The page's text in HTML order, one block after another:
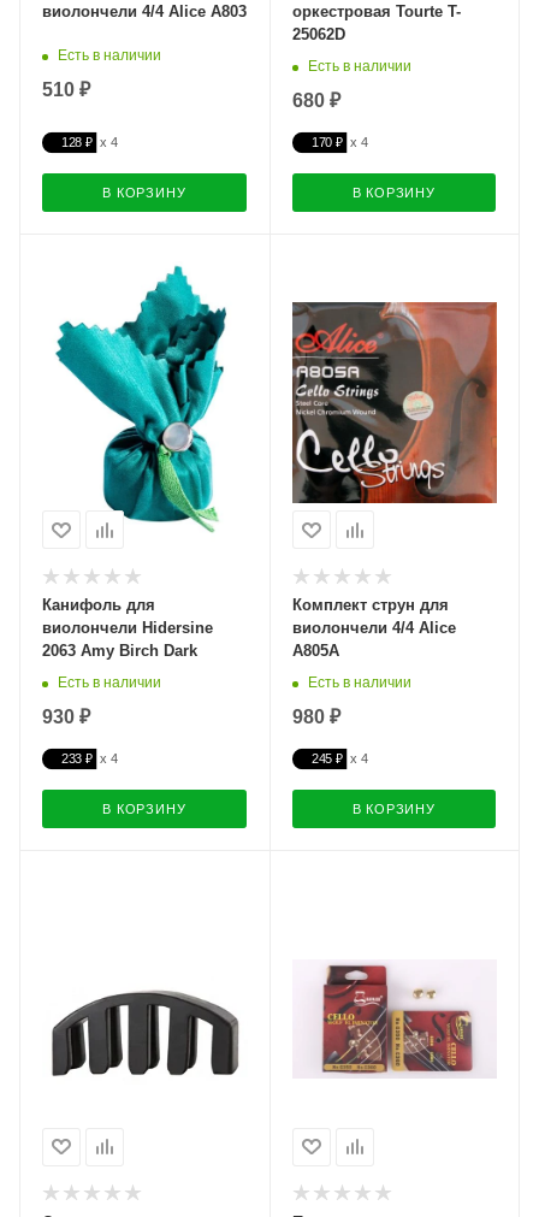
виолончели 4/4 Alice A803
Есть в наличии
510 ₽
128 ₽
В КОРЗИНУ
оркестровая Tourte T-
25062D
Есть в наличии
680 ₽
170 ₽
В КОРЗИНУ
Канифоль для
виолончели Hidersine
2063 Amy Birch Dark
Есть в наличии
930 ₽
233 ₽
В КОРЗИНУ
Комплект струн для
виолончели 4/4 Alice
A805A
Есть в наличии
980 ₽
245 ₽
В КОРЗИНУ